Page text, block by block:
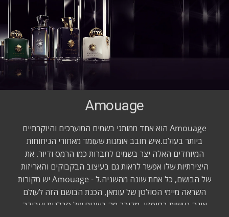
Amouage
Amouage הוא אחד ממותגי בשמים המוערכים והיוקרתיים
ביותר בעולם.איש חובב אומנות שעומד מאחורי הניחוחות
המיוחדים האלה יצר בשמים לחברות כמו הרמס ודיור. את
היצירתיות שלו אפשר לראות גם בעיצוב הבקבוקים והאריזות
של הבושם, כל אחת שונה מהשניה.ל - Amouage יש מקורות
השראה מיימי הסולטן של עומאן, הכנת הבושם הזה לעולם
אינה נעשית בחיפזון, מדובר פה בשנים של סבלנות ועבודה